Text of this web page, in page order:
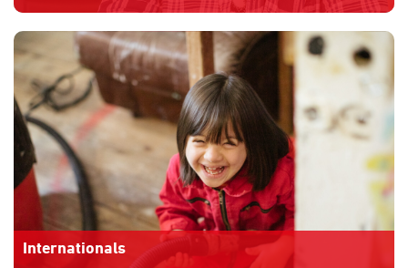
Mehr Informationen » » »
Internationals